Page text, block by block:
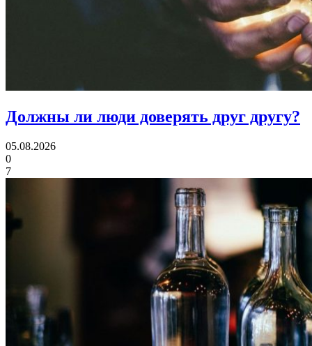
Должны ли люди доверять друг другу?
05.08.2026
0
7